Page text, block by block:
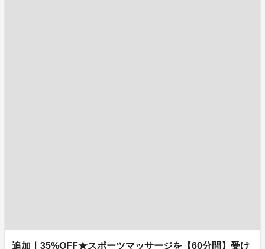
追加｜35%OFF★スポーツマッサージを【60分間】受け